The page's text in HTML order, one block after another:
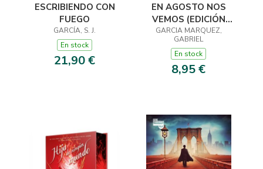
ESCRIBIENDO CON
FUEGO
GARCÍA, S. J.
En stock
21,90 €
EN AGOSTO NOS
VEMOS (EDICIÓN
LIMITADA)
GARCIA MARQUEZ,
GABRIEL
En stock
8,95 €